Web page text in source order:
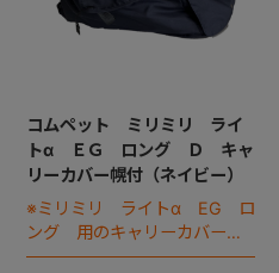
コムペット ミリミリ ライ
トα ＥＧ ロング Ｄ キャ
リーカバー幌付（ネイビー）
※ミリミリ ライトα EG ロ
ング 用のキャリーカバーで
す。